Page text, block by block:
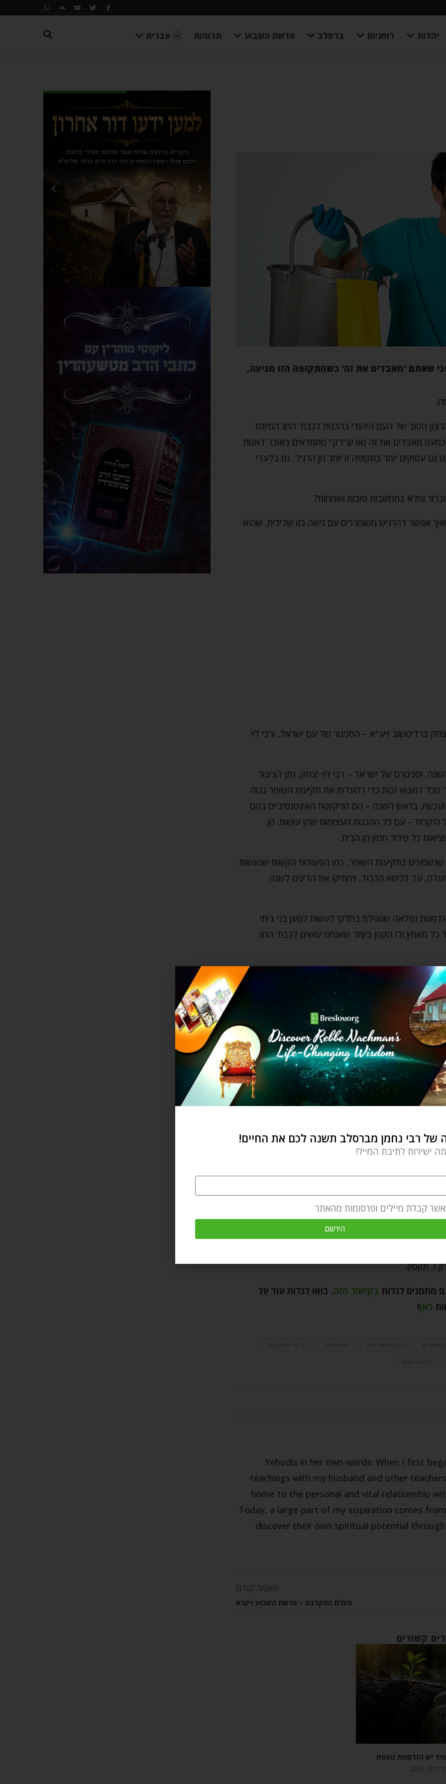
יהדות רוחניות ברסלב פרשת השבוע תרומות עברית
שאתם 'מאבדים את זה' כשהתקופה הזו מגיעה,
הטוב של העם היהודי בהכנות לכבוד החג המיוחד
מאבדים את זה (או ש"רק" מתמלאים באובר דאגות
גם עסוקים יותר בתקופה זו יותר מן הרגיל, גם בלעדי
ומלא במחשבות טובות ושמחות?
אפשר להרגיש משוחררים עם גישה כזו שלילית, שהיא
ברדיטשוב זיע"א – הסניגור של עם ישראל, ורבי לוי
וסניגורם של ישראל – רבי לוי יצחק, נתן לציבור
למצוא זכות כדי להעלות את תקיעות השופר גבוה
בראש השנה – הם הניקיונות האינטנסיביים בהם
– עם כל ההכנות העצומות שהן עושות. הן
כל פירור חמץ מן הבית.
בתקיעות השופר, כמו הפעולות הקשות שנעשות
עד לכיסא הכבוד, וימתיקו את הדינים לשנה
נפלאה שנופלת בחלקי לעשות למען בני ביתי
מאמץ ולו הקטן ביותר שאנחנו עושים לכבוד החג
מכל רגע! כל מאמץ יקר וחשוב!…
הפעולה הכי שגרתית שלי, כל הכנה לחג החירות
ו, תקסו).
מוזמנים לגלות בקישור הזה. בואו לגלות עוד על
כאן!
מאושרים ניקיונות של פסח ראש השנה רבי לוי יצחק בנדר
תקיעות שופר
Yehudis in her own words: When I first
teachings with my husband and other
home to the personal and vital relationship
Today, a large part of my inspiration comes
discover their own spiritual potential
מאמר קודם
מעלת ההקרבה – פרשת השבוע ויקרא
קשורים
יש הזדמנות נוספת
30, 2026
של רבי נחמן מברסלב תשנה לכם את החיים!
ישירות לתיבת המייל!
קבלת מיילים ופרסומות מהאתר
הירשם